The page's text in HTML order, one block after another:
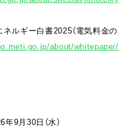
ルギー白書2025（電気料金の
about/whitepaper/
年9月30日（水）